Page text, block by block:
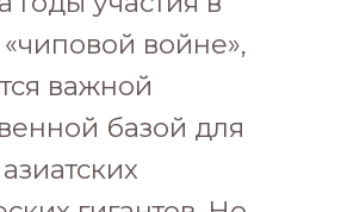
войне»,
важной
базой для